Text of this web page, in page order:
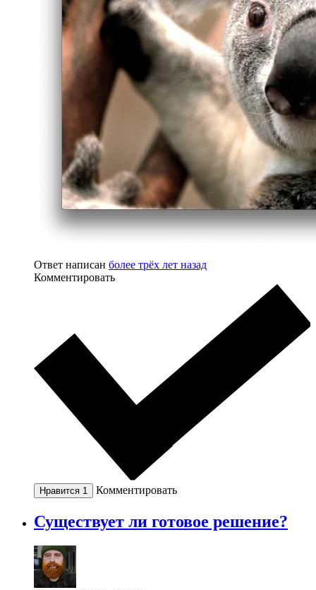
Ответ написан более трёх лет назад
Комментировать
Нравится 1 Комментировать
Существует ли готовое решение?